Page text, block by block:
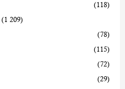
(118)
(1 209)
(78)
(115)
(72)
(29)